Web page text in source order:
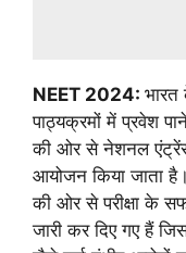
NEET 2024: भारत
पाठ्यक्रमों में प्रवेश
की ओर से नेशनल
आयोजन किया जाता
की ओर से परीक्षा के
जारी कर दिए गए हैं